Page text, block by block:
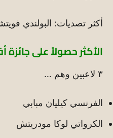
أكثر تصديات: البولندي فويتشيك
الأكثر حصولاً على
٣ لاعبين وهم …
الفرنسي كيليان مبابي
الكرواتي لوكا مودريتش